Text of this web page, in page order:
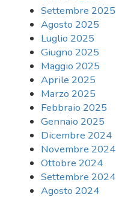
Settembre 2025
Agosto 2025
Luglio 2025
Giugno 2025
Maggio 2025
Aprile 2025
Marzo 2025
Febbraio 2025
Gennaio 2025
Dicembre 2024
Novembre 2024
Ottobre 2024
Settembre 2024
Agosto 2024